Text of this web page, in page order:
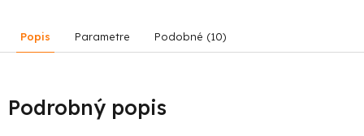
Popis Parametre Podobné (10)
Podrobný popis